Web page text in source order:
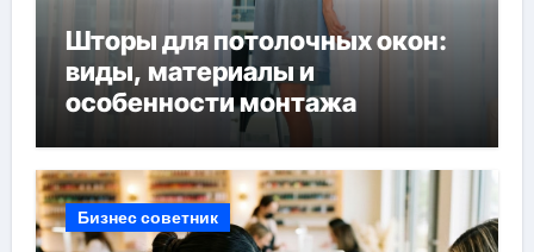
Шторы для потолочных окон:
виды, материалы и
особенности монтажа
Бизнес советник